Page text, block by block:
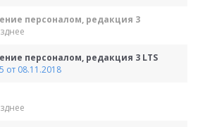
персоналом, редакция 3
персоналом, редакция 3 LTS
от 08.11.2018